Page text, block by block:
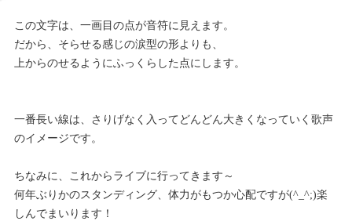
この文字は、一画目の点が音符に見えます。
だから、そらせる感じの涙型の形よりも、
上からのせるようにふっくらした点にします。
一番長い線は、さりげなく入ってどんどん大きくなっていく歌声
のイメージです。
ちなみに、これからライブに行ってきます～
何年ぶりかのスタンディング、体力がもつか心配ですが(^_^;)楽
しんでまいります！